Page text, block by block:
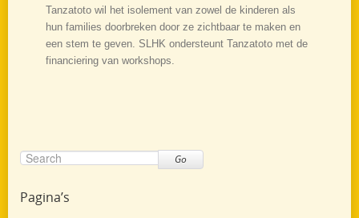
Tanzatoto wil het isolement van zowel de kinderen als
hun families doorbreken door ze zichtbaar te maken en
een stem te geven. SLHK ondersteunt Tanzatoto met de
financiering van workshops.
Go
Pagina’s